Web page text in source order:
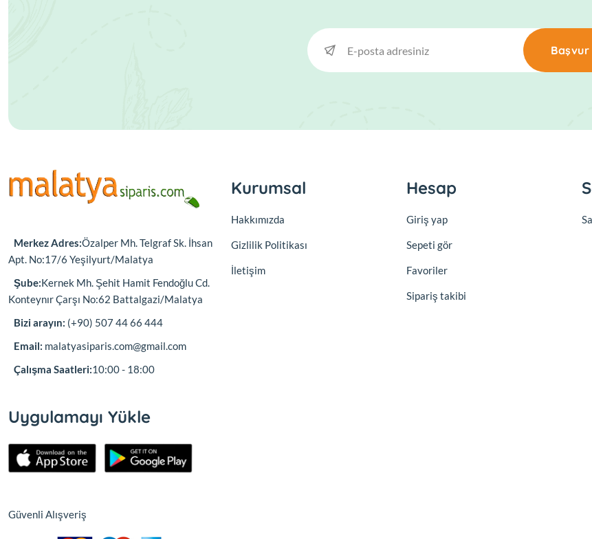
Başvur
Merkez Adres:Özalper Mh. Telgraf Sk. İhsan
Apt. No:17/6 Yeşilyurt/Malatya
Şube:Kernek Mh. Şehit Hamit Fendoğlu Cd.
Konteynır Çarşı No:62 Battalgazi/Malatya
Bizi arayın: (+90) 507 44 66 444
Email: malatyasiparis.com@gmail.com
Çalışma Saatleri:10:00 - 18:00
Kurumsal
Hakkımızda
Gizlilik Politikası
İletişim
Hesap
Giriş yap
Sepeti gör
Favoriler
Sipariş takibi
Uygulamayı Yükle
Güvenli Alışveriş